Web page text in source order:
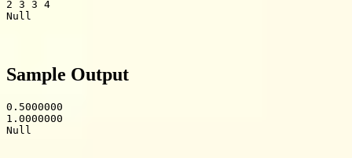
Null
Sample Output
0.5000000
Null